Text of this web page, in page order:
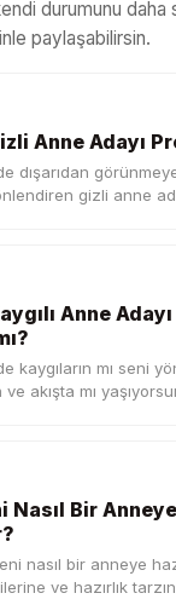
durumunu daha
paylaşabilirsin.
Anne Adayı
dışarıdan
gizli anne
Anne Adayı
kaygıların mı seni
akışta mı
Nasıl Bir Anneye
nasıl bir anneye
ve hazırlık